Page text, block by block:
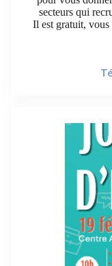
secteurs qui
Il est gratuit,